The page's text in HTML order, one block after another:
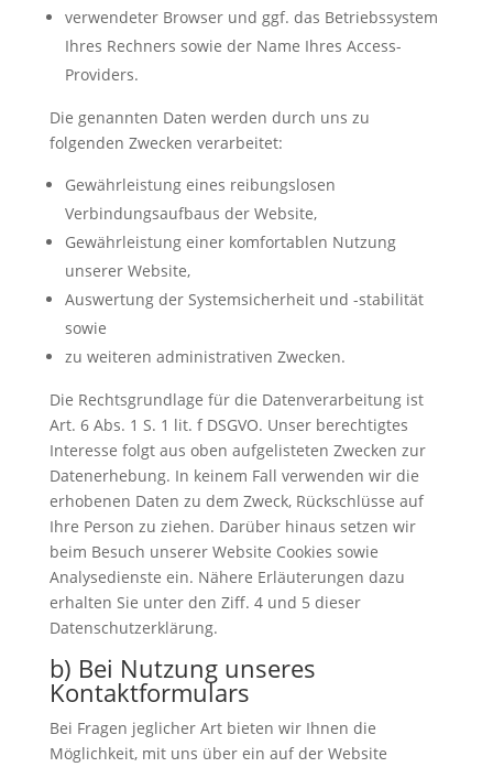
verwendeter Browser und ggf. das Betriebssystem
Ihres Rechners sowie der Name Ihres Access-
Providers.
Die genannten Daten werden durch uns zu
folgenden Zwecken verarbeitet:
Gewährleistung eines reibungslosen
Verbindungsaufbaus der Website,
Gewährleistung einer komfortablen Nutzung
unserer Website,
Auswertung der Systemsicherheit und -stabilität
sowie
zu weiteren administrativen Zwecken.
Die Rechtsgrundlage für die Datenverarbeitung ist
Art. 6 Abs. 1 S. 1 lit. f DSGVO. Unser berechtigtes
Interesse folgt aus oben aufgelisteten Zwecken zur
Datenerhebung. In keinem Fall verwenden wir die
erhobenen Daten zu dem Zweck, Rückschlüsse auf
Ihre Person zu ziehen. Darüber hinaus setzen wir
beim Besuch unserer Website Cookies sowie
Analysedienste ein. Nähere Erläuterungen dazu
erhalten Sie unter den Ziff. 4 und 5 dieser
Datenschutzerklärung.
b) Bei Nutzung unseres
Kontaktformulars
Bei Fragen jeglicher Art bieten wir Ihnen die
Möglichkeit, mit uns über ein auf der Website